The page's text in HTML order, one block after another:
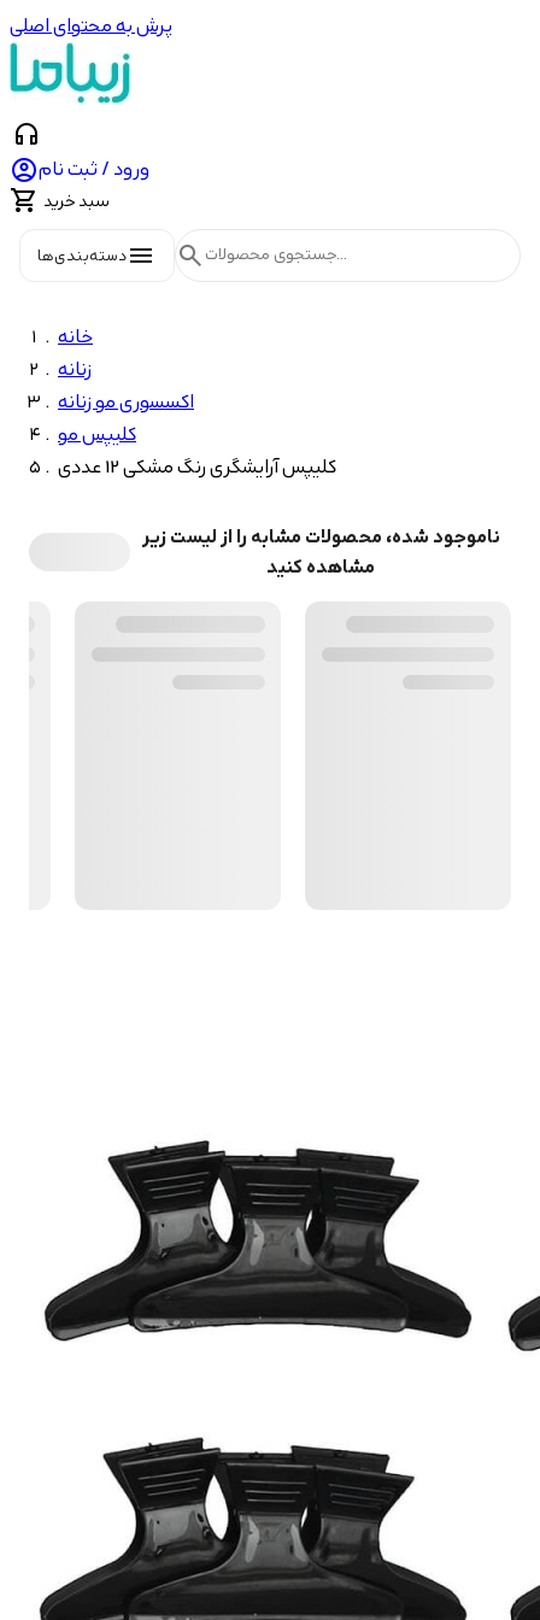
پرش به محتوای اصلی
headphones
ورود / ثبت نام
 سبد خرید
menuدسته‌بندی‌ها search
خانه
زنانه
اکسسوری مو زنانه
کلیپس مو
کلیپس آرایشگری رنگ مشکی 12 عددی
ناموجود شده، محصولات مشابه را از لیست زیر
مشاهده کنید